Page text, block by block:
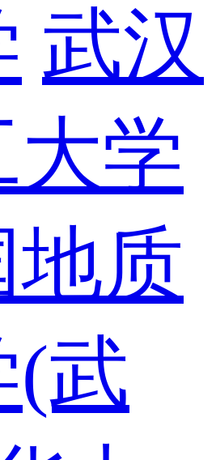
武汉
学
地质
(武